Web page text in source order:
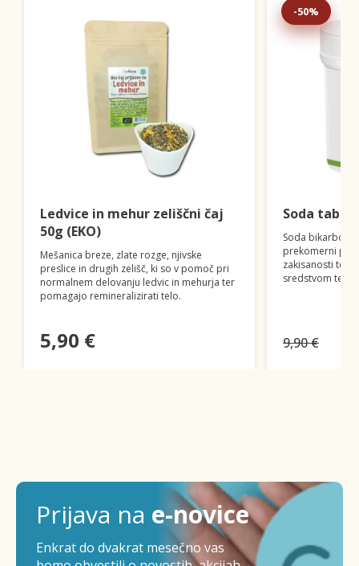
Ledvice in mehur zeliščni čaj
50g (EKO)
Mešanica breze, zlate rozge, njivske
preslice in drugih zelišč, ki so v pomoč pri
normalnem delovanju ledvic in mehurja ter
pomagajo remineralizirati telo.
5,90 €
-50%
Soda
Soda
prekomerni
zakisanosti
sredstvom ter v
9,90 €
Prijava na e-novice
Enkrat do dvakrat mesečno vas